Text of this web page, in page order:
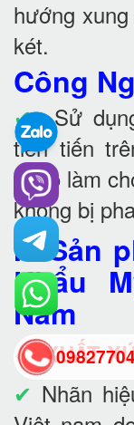
hướng
két.
Công
✔Sử dụng
tiên tiến
nano làm
không bị
II. Sản
Khẩu
Năm
✔ XUẤT
✔ Nhãn